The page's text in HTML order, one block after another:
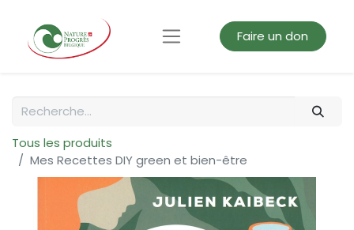
Faire un don
Tous les produits
Mes Recettes DIY green et bien-être